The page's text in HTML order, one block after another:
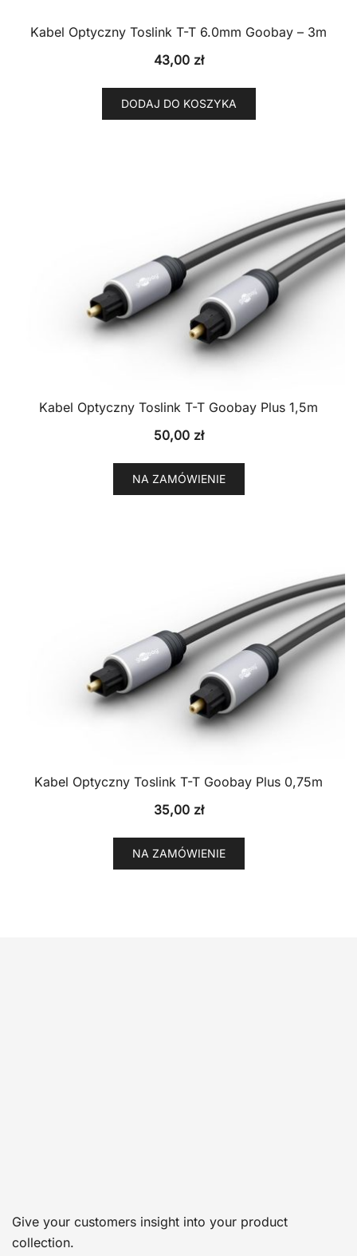
Kabel Optyczny Toslink T-T 6.0mm Goobay – 3m
43,00 zł
DODAJ DO KOSZYKA
Kabel Optyczny Toslink T-T Goobay Plus 1,5m
50,00 zł
NA ZAMÓWIENIE
Kabel Optyczny Toslink T-T Goobay Plus 0,75m
35,00 zł
NA ZAMÓWIENIE
Give your customers insight into your product
collection.